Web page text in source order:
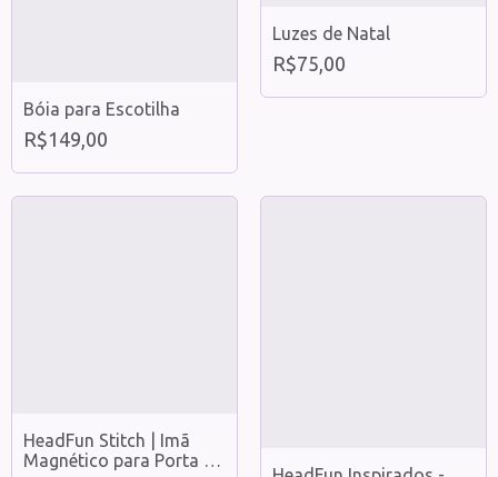
Bóia para Escotilha
R$149,00
Luzes de Natal
R$75,00
HeadFun Stitch | Imã
Magnético para Porta de